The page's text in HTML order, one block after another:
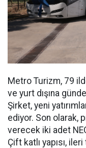
Metro Turizm, 79
ve yurt dışına
Şirket, yeni
ediyor. Son olarak,
verecek iki adet
Çift katlı yapısı,